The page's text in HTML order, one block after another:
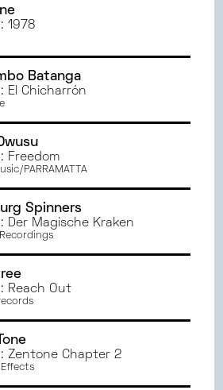
1978
Batanga
El Chicharrón
Freedom
PARRAMATTA
Spinners
Der Magische Kraken
Reach Out
Zentone Chapter 2